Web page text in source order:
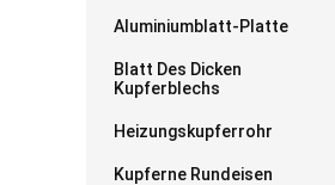
Aluminiumblatt-Platte
Blatt Des Dicken
Kupferblechs
Heizungskupferrohr
Kupferne Rundeisen